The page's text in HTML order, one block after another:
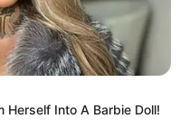
Herself Into A Barbie Doll!